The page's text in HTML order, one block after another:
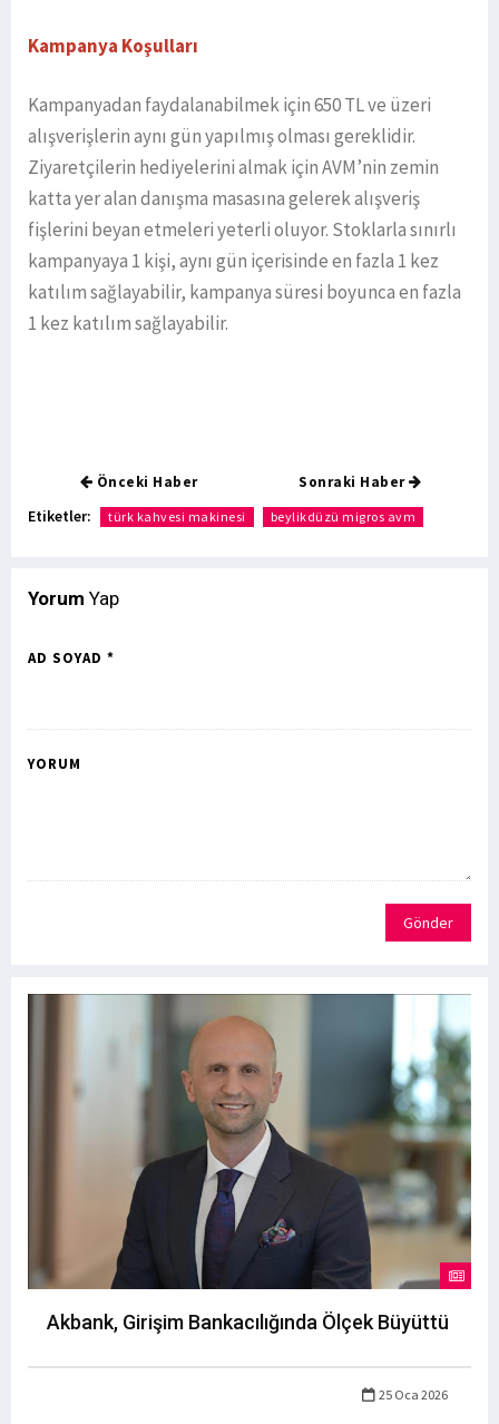
Kampanya Koşulları
Kampanyadan faydalanabilmek için 650 TL ve üzeri
alışverişlerin aynı gün yapılmış olması gereklidir.
Ziyaretçilerin hediyelerini almak için AVM’nin zemin
katta yer alan danışma masasına gelerek alışveriş
fişlerini beyan etmeleri yeterli oluyor. Stoklarla sınırlı
kampanyaya 1 kişi, aynı gün içerisinde en fazla 1 kez
katılım sağlayabilir, kampanya süresi boyunca en fazla
1 kez katılım sağlayabilir.
Önceki Haber Sonraki Haber
Etiketler: türk kahvesi makinesi beylikdüzü migros avm
Yorum Yap
AD SOYAD *
YORUM
Gönder
Akbank, Girişim Bankacılığında Ölçek Büyüttü
25 Oca 2026